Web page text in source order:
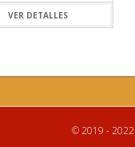
VER DETALLES
© 2019 -